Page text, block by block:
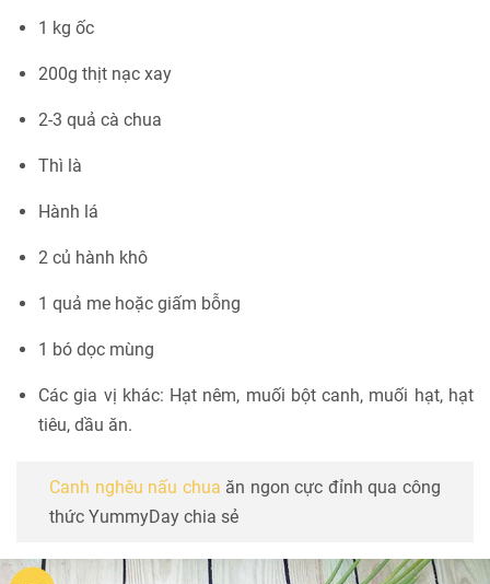
1 kg ốc
200g thịt nạc xay
2-3 quả cà chua
Thì là
Hành lá
2 củ hành khô
1 quả me hoặc giấm bỗng
1 bó dọc mùng
Các gia vị khác: Hạt nêm, muối bột canh, muối hạt, hạt
tiêu, dầu ăn.
Canh nghêu nấu chua ăn ngon cực đỉnh qua công
thức YummyDay chia sẻ